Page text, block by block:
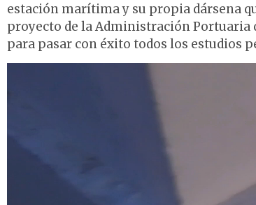
estación marítima y su propia dársena
proyecto de la Administración Portuaria
para pasar con éxito todos los estudios